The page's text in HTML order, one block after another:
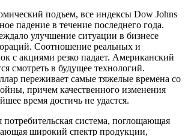
подъем, все индексы Dow Johns
падение в течение последнего года.
улучшение ситуации в бизнесе
Соотношение реальных и
с акциями резко падает. Американский
смотреть в будущее технологий.
переживает самые тяжелые времена со
причем качественного изменения
время достичь не удастся.
система, поглощающая
широкий спектр продукции,